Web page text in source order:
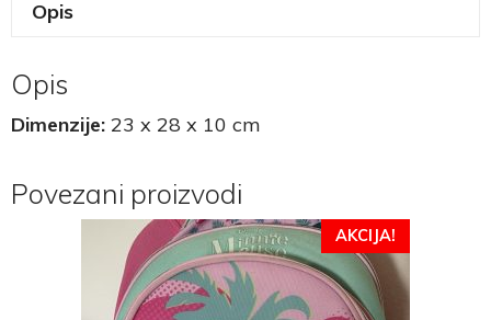
Opis
Opis
Dimenzije: 23 x 28 x 10 cm
Povezani proizvodi
AKCIJA!